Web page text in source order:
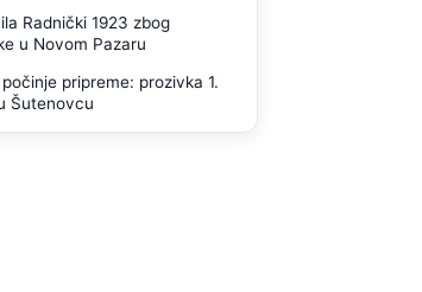
Radnički 1923 zbog
u Novom Pazaru
pripreme: prozivka 1.
Šutenovcu